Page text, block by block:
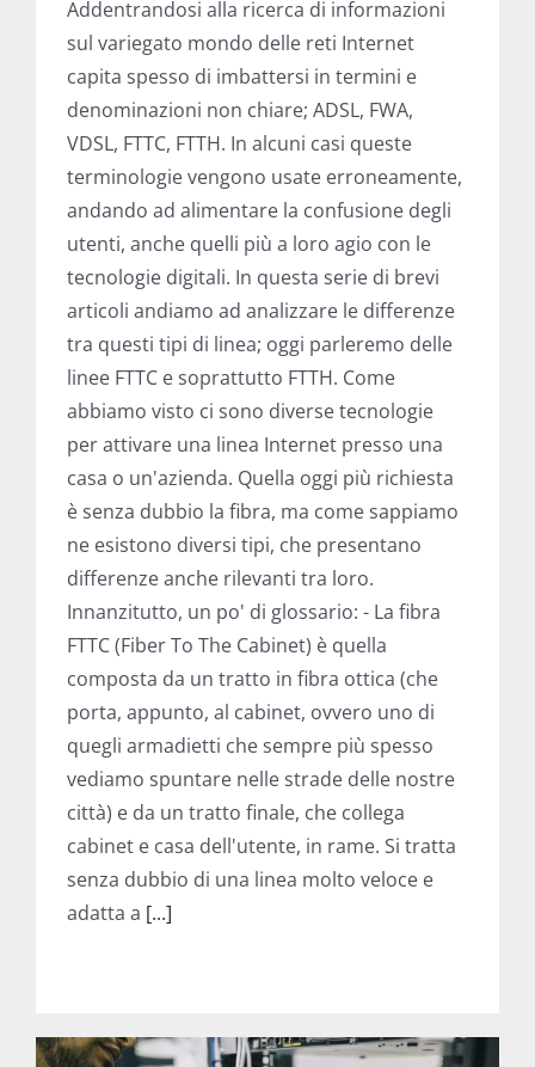
sul variegato mondo delle reti Internet
capita spesso di imbattersi in termini e
denominazioni non chiare; ADSL, FWA,
VDSL, FTTC, FTTH. In alcuni casi queste
terminologie vengono usate erroneamente,
andando ad alimentare la confusione degli
utenti, anche quelli più a loro agio con le
tecnologie digitali. In questa serie di brevi
articoli andiamo ad analizzare le differenze
tra questi tipi di linea; oggi parleremo delle
linee FTTC e soprattutto FTTH. Come
abbiamo visto ci sono diverse tecnologie
per attivare una linea Internet presso una
casa o un'azienda. Quella oggi più richiesta
è senza dubbio la fibra, ma come sappiamo
ne esistono diversi tipi, che presentano
differenze anche rilevanti tra loro.
Innanzitutto, un po' di glossario: - La fibra
FTTC (Fiber To The Cabinet) è quella
composta da un tratto in fibra ottica (che
porta, appunto, al cabinet, ovvero uno di
quegli armadietti che sempre più spesso
vediamo spuntare nelle strade delle nostre
città) e da un tratto finale, che collega
cabinet e casa dell'utente, in rame. Si tratta
senza dubbio di una linea molto veloce e
adatta a[...]